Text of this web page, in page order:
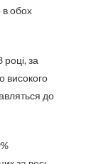
обох
за
високого
до